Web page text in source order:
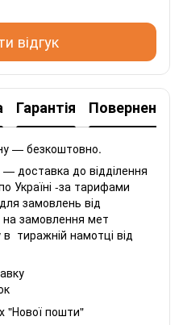
відгук
Гарантія Повернення
— безкоштовно.
доставка до відділення
Україні -за тарифами
замовлень від
замовлення мет
в тиражній намотці від
"Нової пошти"